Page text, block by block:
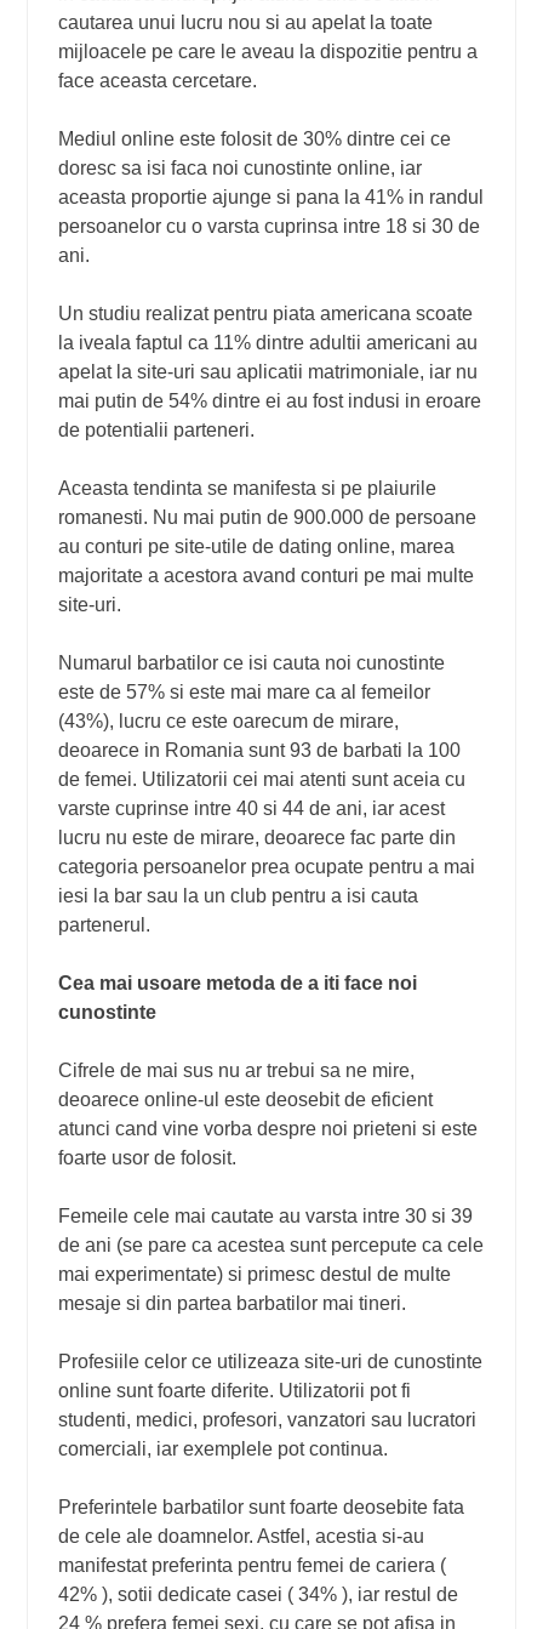
cautarea unui lucru nou si au apelat la toate
mijloacele pe care le aveau la dispozitie pentru a
face aceasta cercetare.
Mediul online este folosit de 30% dintre cei ce
doresc sa isi faca noi cunostinte online, iar
aceasta proportie ajunge si pana la 41% in randul
persoanelor cu o varsta cuprinsa intre 18 si 30 de
ani.
Un studiu realizat pentru piata americana scoate
la iveala faptul ca 11% dintre adultii americani au
apelat la site-uri sau aplicatii matrimoniale, iar nu
mai putin de 54% dintre ei au fost indusi in eroare
de potentialii parteneri.
Aceasta tendinta se manifesta si pe plaiurile
romanesti. Nu mai putin de 900.000 de persoane
au conturi pe site-utile de dating online, marea
majoritate a acestora avand conturi pe mai multe
site-uri.
Numarul barbatilor ce isi cauta noi cunostinte
este de 57% si este mai mare ca al femeilor
(43%), lucru ce este oarecum de mirare,
deoarece in Romania sunt 93 de barbati la 100
de femei. Utilizatorii cei mai atenti sunt aceia cu
varste cuprinse intre 40 si 44 de ani, iar acest
lucru nu este de mirare, deoarece fac parte din
categoria persoanelor prea ocupate pentru a mai
iesi la bar sau la un club pentru a isi cauta
partenerul.
Cea mai usoare metoda de a iti face noi
cunostinte
Cifrele de mai sus nu ar trebui sa ne mire,
deoarece online-ul este deosebit de eficient
atunci cand vine vorba despre noi prieteni si este
foarte usor de folosit.
Femeile cele mai cautate au varsta intre 30 si 39
de ani (se pare ca acestea sunt percepute ca cele
mai experimentate) si primesc destul de multe
mesaje si din partea barbatilor mai tineri.
Profesiile celor ce utilizeaza site-uri de cunostinte
online sunt foarte diferite. Utilizatorii pot fi
studenti, medici, profesori, vanzatori sau lucratori
comerciali, iar exemplele pot continua.
Preferintele barbatilor sunt foarte deosebite fata
de cele ale doamnelor. Astfel, acestia si-au
manifestat preferinta pentru femei de cariera (
42% ), sotii dedicate casei ( 34% ), iar restul de
24 % prefera femei sexi, cu care se pot afisa in